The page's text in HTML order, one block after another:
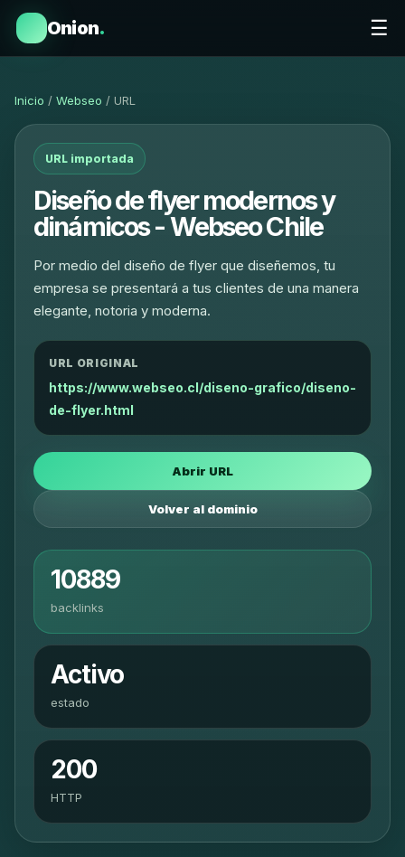
Onion. ☰
Inicio / Webseo / URL
URL importada
Diseño de flyer modernos y
dinámicos - Webseo Chile
Por medio del diseño de flyer que diseñemos, tu
empresa se presentará a tus clientes de una manera
elegante, notoria y moderna.
URL ORIGINAL
https://www.webseo.cl/diseno-grafico/diseno-
de-flyer.html
Abrir URL
Volver al dominio
10889
backlinks
Activo
estado
200
HTTP